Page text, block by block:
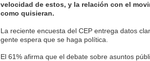
velocidad de estos, y la relación con el
como quisieran.
La reciente encuesta del CEP entrega datos
gente espera que se haga política.
El 61% afirma que el debate sobre asuntos